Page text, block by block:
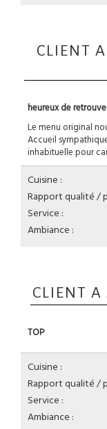
CLIENT A
heureux de
Le menu original
Accueil
inhabituelle pour
Cuisine :
Rapport qualité /
Service :
Ambiance :
CLIENT A
TOP
Cuisine :
Rapport qualité /
Service :
Ambiance :